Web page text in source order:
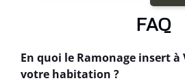
FAQ
En quoi le Ramonage insert
votre habitation ?